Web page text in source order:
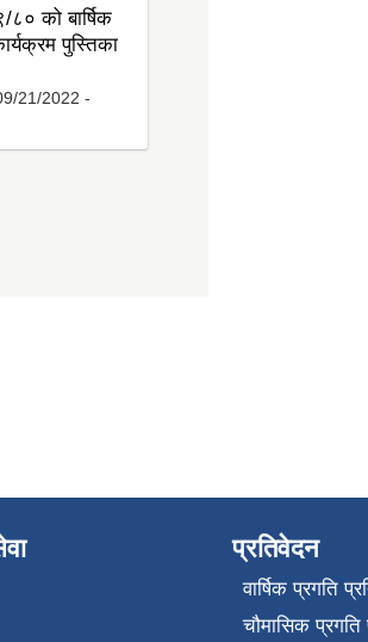
को बार्षिक
पुस्तिका
21/2022 -
प्रतिवेदन
वार्षिक प्रगति
चौमासिक प्रगति